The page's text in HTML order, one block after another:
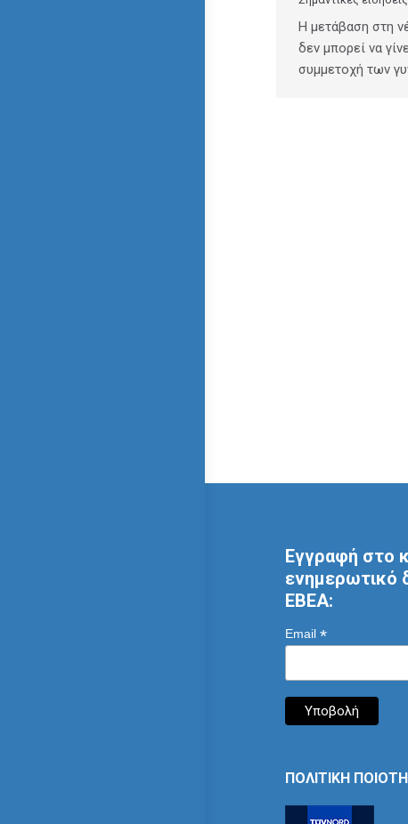
Η μετάβαση στη
δεν μπορεί να
συμμετοχή των
Εγγραφή στο
ενημερωτικό
ΕΒΕΑ:
Email *
ΠΟΛΙΤΙΚΗ